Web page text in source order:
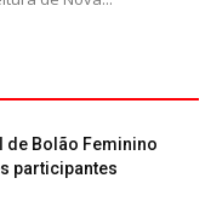
de Bolão Feminino
participantes